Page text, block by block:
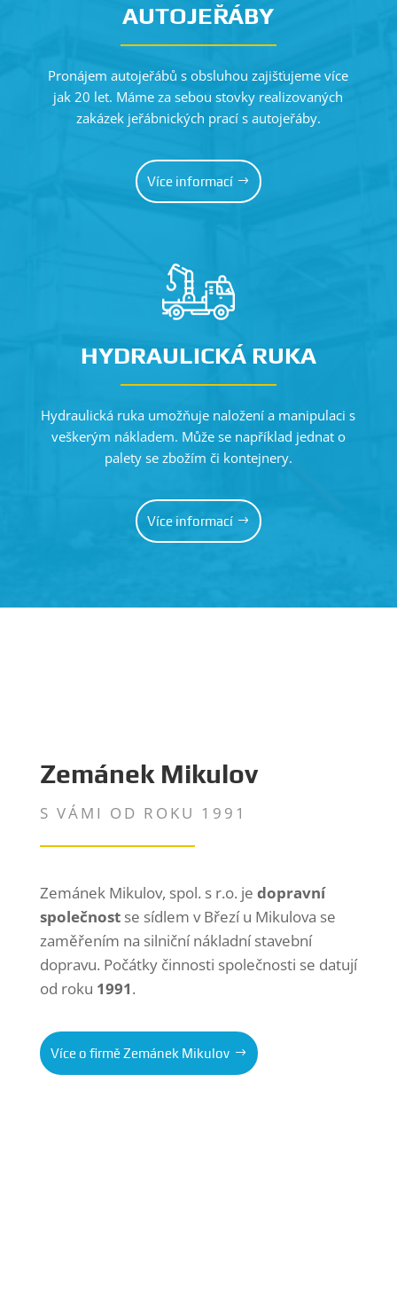
AUTOJEŘÁBY
Pronájem autojeřábů s obsluhou zajišťujeme více
jak 20 let. Máme za sebou stovky realizovaných
zakázek jeřábnických prací s autojeřáby.
Více informací
HYDRAULICKÁ RUKA
Hydraulická ruka umožňuje naložení a manipulaci s
veškerým nákladem. Může se například jednat o
palety se zbožím či kontejnery.
Více informací
Zemánek Mikulov
S VÁMI OD ROKU 1991
Zemánek Mikulov, spol. s r.o. je dopravní
společnostse sídlem v Březí u Mikulova se
zaměřením na silniční nákladní stavební
dopravu. Počátky činnosti společnosti se datují
od roku 1991.
Více o firmě Zemánek Mikulov